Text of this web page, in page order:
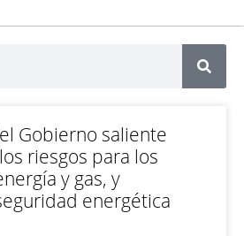
Gobierno saliente
riesgos para los
y gas, y
energética